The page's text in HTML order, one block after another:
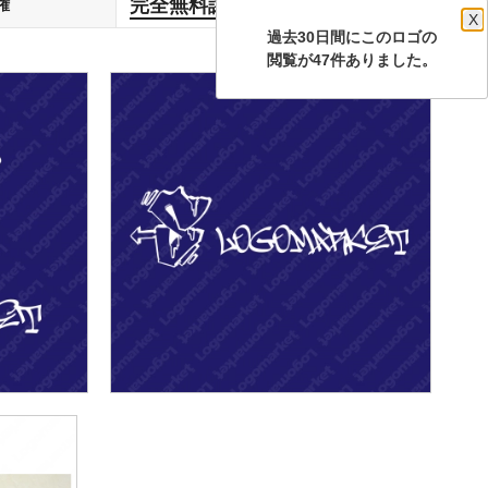
過去30日間にこのロゴの
X
閲覧が47件ありました。